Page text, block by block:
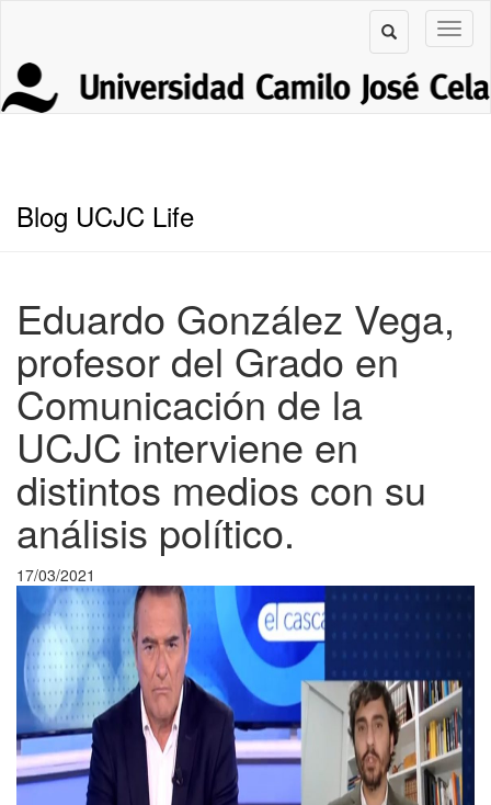
Blog UCJC Life
Eduardo González Vega,
profesor del Grado en
Comunicación de la
UCJC interviene en
distintos medios con su
análisis político.
17/03/2021